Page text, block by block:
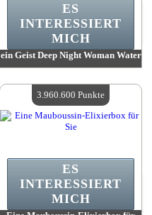
ein Geist Deep Night Woman Water
Verfügbare Menge:4
ES
INTERESSIERT
MICH
ES
INTERESSIERT
MICH
3.960.600 Punkte